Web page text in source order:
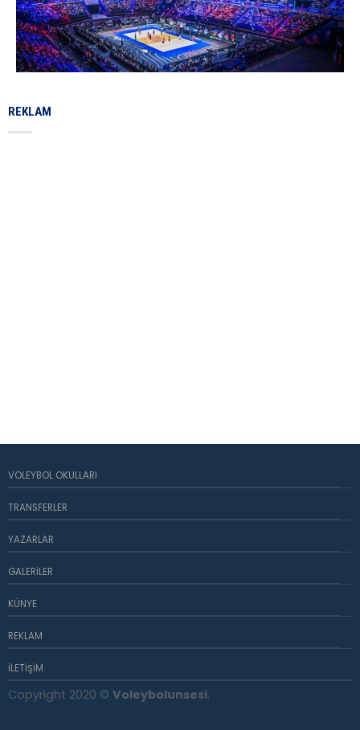
REKLAM
VOLEYBOL OKULLARI
TRANSFERLER
YAZARLAR
GALERILER
KÜNYE
REKLAM
İLETIŞIM
Copyright 2020 © Voleybolunsesi.